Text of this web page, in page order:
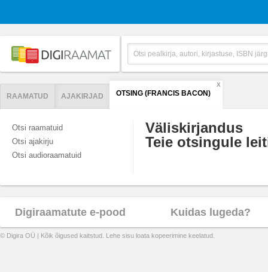
RAAMATUD AJAKIRJAD OTSING (FRANCIS BACON)
X
Otsi raamatuid
Otsi ajakirju
Otsi audioraamatuid
Väliskirjandus
Teie otsingule
Digiraamatute e-pood Kuidas lugeda?
© Digira OÜ | Kõik õigused kaitstud. Lehe sisu loata kopeerimine keelatud.